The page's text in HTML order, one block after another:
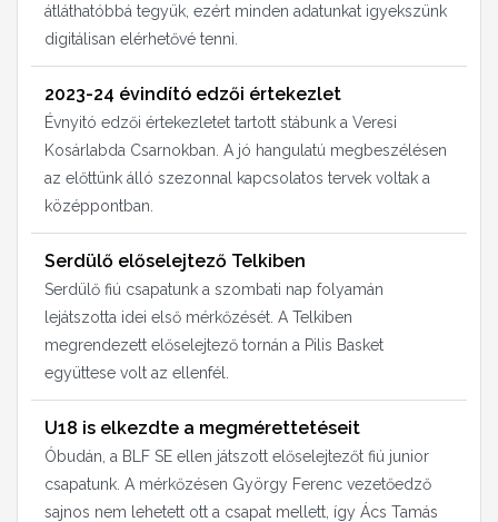
átláthatóbbá tegyük, ezért minden adatunkat igyekszünk
digitálisan elérhetővé tenni.
2023-24 évindító edzői értekezlet
Évnyitó edzői értekezletet tartott stábunk a Veresi
Kosárlabda Csarnokban. A jó hangulatú megbeszélésen
az előttünk álló szezonnal kapcsolatos tervek voltak a
középpontban.
Serdülő előselejtező Telkiben
Serdülő fiú csapatunk a szombati nap folyamán
lejátszotta idei első mérkőzését. A Telkiben
megrendezett előselejtező tornán a Pilis Basket
együttese volt az ellenfél.
U18 is elkezdte a megmérettetéseit
Óbudán, a BLF SE ellen játszott előselejtezőt fiú junior
csapatunk. A mérkőzésen György Ferenc vezetőedző
sajnos nem lehetett ott a csapat mellett, így Ács Tamás